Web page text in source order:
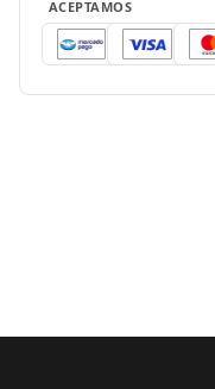
ACEPTAMOS